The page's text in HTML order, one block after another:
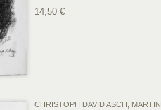
14,50 €
CHRISTOPH DAVID ASCH, MARTIN